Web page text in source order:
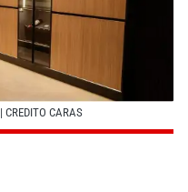
| CREDITO CARAS